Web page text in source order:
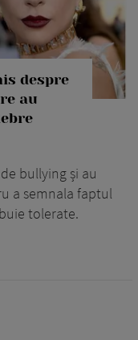
despre
au
bullying și au
a semnala faptul
tolerate.